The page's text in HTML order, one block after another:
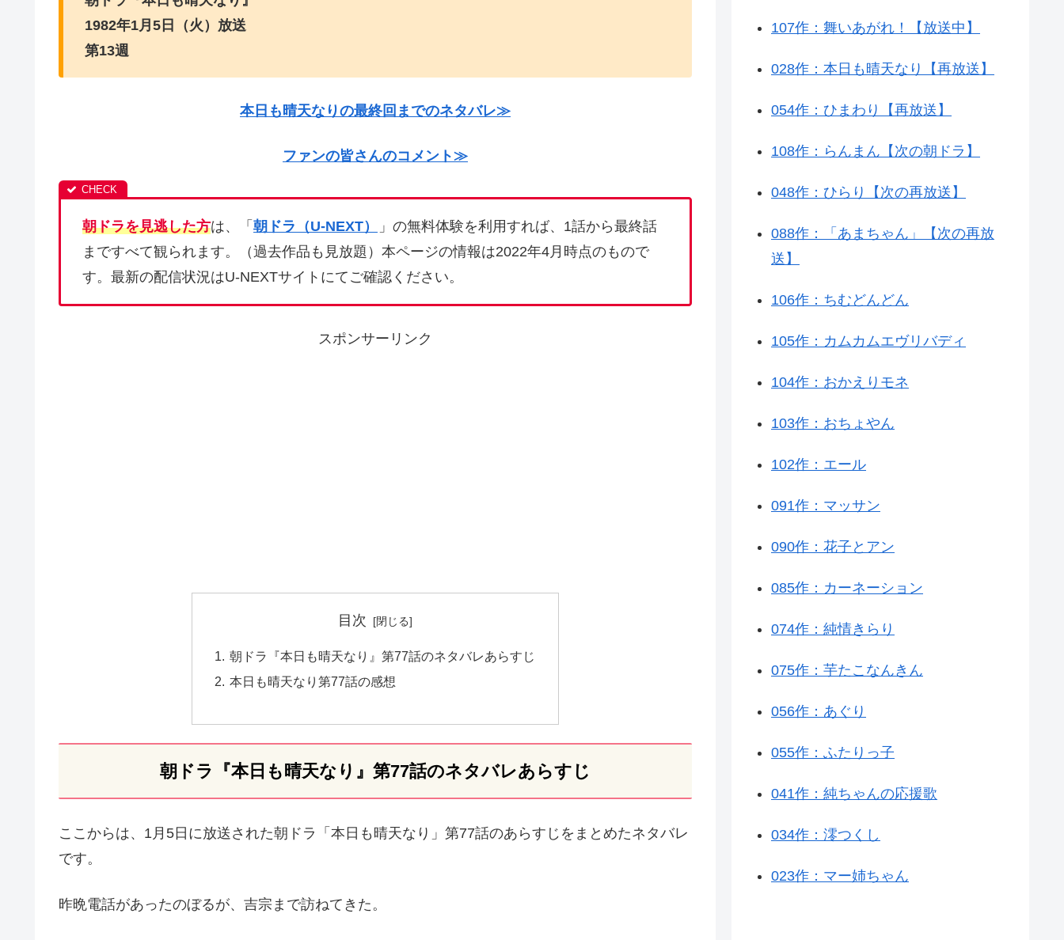
1982年1月5日（火）放送
第13週
本日も晴天なりの最終回までのネタバレ≫
ファンの皆さんのコメント≫
朝ドラを見逃した方は、「 朝ドラ（U-NEXT）
」の無料体験を利用すれば、1話から最終話
まですべて観られます。（過去作品も見放題）本ページの情報は2022年4月時点のもので
す。最新の配信状況はU-NEXTサイトにてご確認ください。
スポンサーリンク
目次
朝ドラ『本日も晴天なり』第77話のネタバレあらすじ
本日も晴天なり第77話の感想
朝ドラ『本日も晴天なり』第77話のネタバレあらすじ
ここからは、1月5日に放送された朝ドラ「本日も晴天なり」第77話のあらすじをまとめたネタバレ
です。
昨晩電話があったのぼるが、吉宗まで訪ねてきた。
107作：舞いあがれ！【放送中】
028作：本日も晴天なり【再放送】
054作：ひまわり【再放送】
108作：らんまん【次の朝ドラ】
048作：ひらり【次の再放送】
088作：「あまちゃん」【次の再放
送】
106作：ちむどんどん
105作：カムカムエヴリバディ
104作：おかえりモネ
103作：おちょやん
102作：エール
091作：マッサン
090作：花子とアン
085作：カーネーション
074作：純情きらり
075作：芋たこなんきん
056作：あぐり
055作：ふたりっ子
041作：純ちゃんの応援歌
034作：澪つくし
023作：マー姉ちゃん